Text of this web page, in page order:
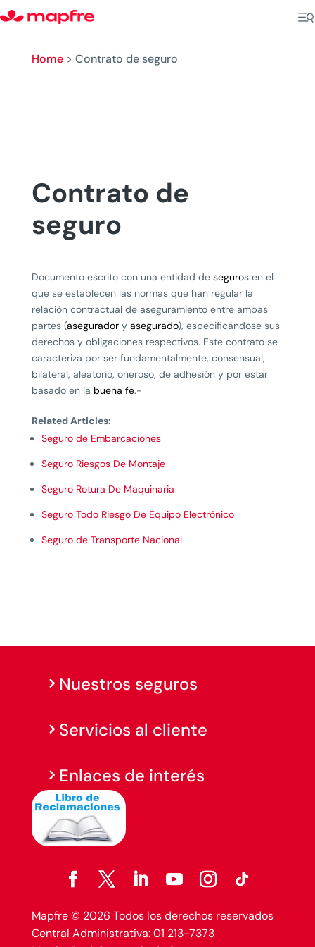
Home> Contrato de seguro
Contrato de
seguro
Documento escrito con una entidad de seguros en el
que se establecen las normas que han regular la
relación contractual de aseguramiento entre ambas
partes (aseguradory asegurado), especificándose sus
derechos y obligaciones respectivos. Este contrato se
caracteriza por ser fundamentalmente, consensual,
bilateral, aleatorio, oneroso, de adhesión y por estar
basado en la buena fe.-
Related Articles:
Seguro de Embarcaciones
Seguro Riesgos De Montaje
Seguro Rotura De Maquinaria
Seguro Todo Riesgo De Equipo Electrónico
Seguro de Transporte Nacional
Nuestros seguros
Servicios al cliente
Enlaces de interés
Mapfre © 2026 Todos los derechos reservados
Central Administrativa: 01 213-7373